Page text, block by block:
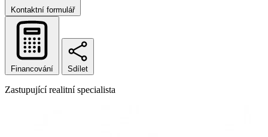
Kontaktní formulář
Financování Sdílet
Zastupující realitní specialista